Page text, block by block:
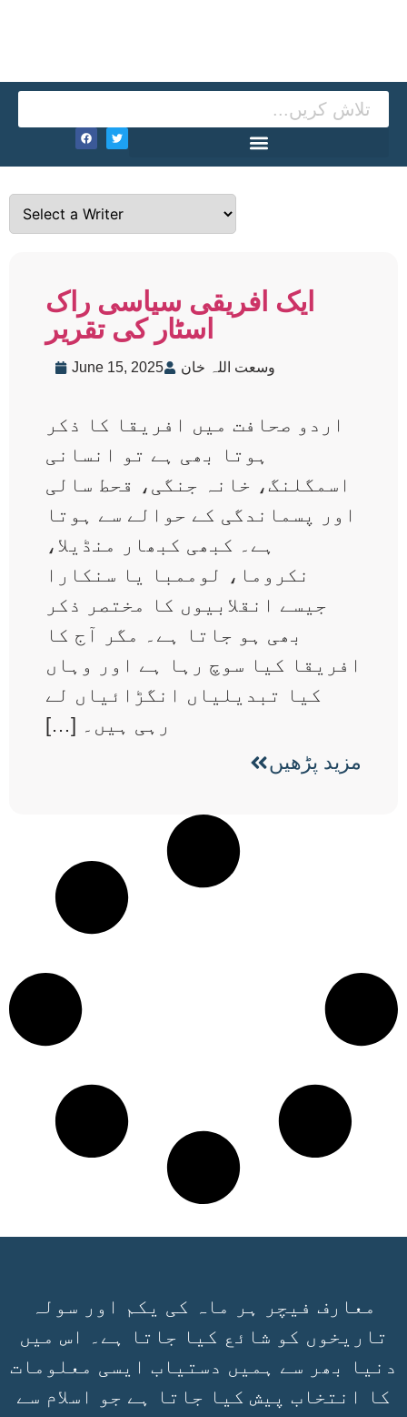
ایک افریقی سیاسی راک
اسٹار کی تقریر
June 15, 2025 وسعت اللہ خان
اردو صحافت میں افریقا کا ذکر
ہوتا بھی ہے تو انسانی
اسمگلنگ، خانہ جنگی، قحط سالی
اور پسماندگی کے حوالے سے ہوتا
ہے۔ کبھی کبھار منڈیلا،
نکروما، لوممبا یا سنکارا
جیسے انقلابیوں کا مختصر ذکر
بھی ہو جاتا ہے۔ مگر آج کا
افریقا کیا سوچ رہا ہے اور وہاں
کیا تبدیلیاں انگڑائیاں لے
رہی ہیں۔ […]
مزید پڑھیں
معارف فیچر ہر ماہ کی یکم اور سولہ
تاریخوں کو شائع کیا جاتا ہے۔ اس میں
دنیا بھر سے ہمیں دستیاب ایسی معلومات
کا انتخاب پیش کیا جاتا ہے جو اسلام سے